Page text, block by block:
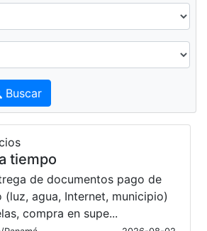
Buscar
tiempo
de documentos pago de
(luz, agua, Internet, municipio)
compra en supe...